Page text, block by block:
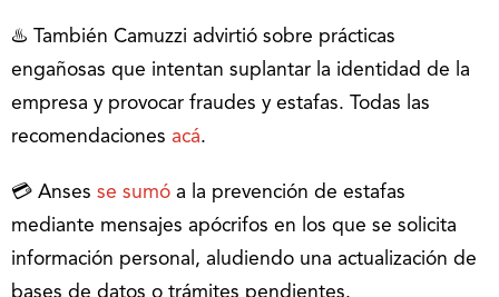
♨️ También Camuzzi advirtió sobre prácticas
engañosas que intentan suplantar la identidad de la
empresa y provocar fraudes y estafas. Todas las
recomendaciones acá.
💳 Anses se sumó a la prevención de estafas
mediante mensajes apócrifos en los que se solicita
información personal, aludiendo una actualización de